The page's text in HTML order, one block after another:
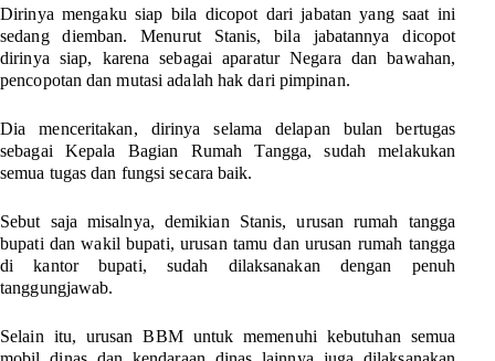
Dirinya mengaku siap bila dicopot dari jabatan yang saat ini
sedang diemban. Menurut Stanis, bila jabatannya dicopot
dirinya siap, karena sebagai aparatur Negara dan bawahan,
pencopotan dan mutasi adalah hak dari pimpinan.
Dia menceritakan, dirinya selama delapan bulan bertugas
sebagai Kepala Bagian Rumah Tangga, sudah melakukan
semua tugas dan fungsi secara baik.
Sebut saja misalnya, demikian Stanis, urusan rumah tangga
bupati dan wakil bupati, urusan tamu dan urusan rumah tangga
di kantor bupati, sudah dilaksanakan dengan penuh
tanggungjawab.
Selain itu, urusan BBM untuk memenuhi kebutuhan semua